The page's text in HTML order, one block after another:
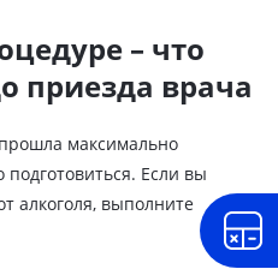
– что
приезда врача
максимально
Если вы
алкоголя, выполните